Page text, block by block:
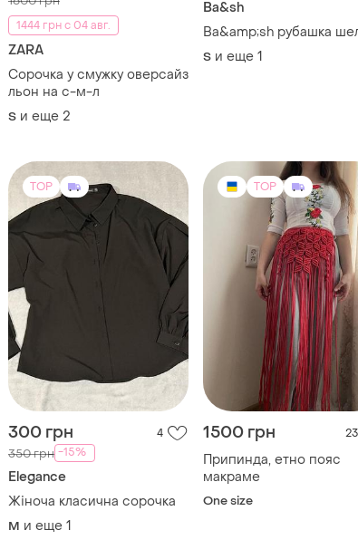
1444 грн с 04 авг.
ZARA
Сорочка у смужку оверсайз
льон на с-м-л
S и еще 2
Ba&sh
Ba&amp;sh рубашка
S и еще 1
TOP
300 грн 4
350 грн -15%
Elegance
Жіноча класична сорочка
M и еще 1
TOP
1500 грн 23
Припинда, етно пояс
макраме
One size